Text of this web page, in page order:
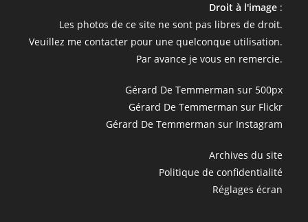
Droit à l'image:
Les photos de ce site ne sont pas libres de droit.
Veuillez me contacter pour une quelconque utilisation.
Par avance je vous en remercie.
Gérard De Temmerman sur 500px
Gérard De Temmerman sur Flickr
Gérard De Temmerman sur Instagram
Archives du site
Politique de confidentialité
Réglages écran